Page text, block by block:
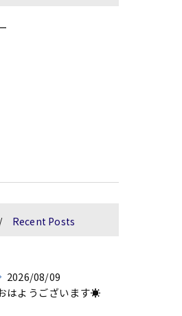
Recent Posts
2026/08/09
はようございます☀